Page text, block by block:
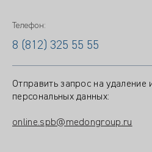
Телефон:
8 (812) 325 55 55
Отправить запрос на удаление
персональных данных:
online.spb@medongroup.ru